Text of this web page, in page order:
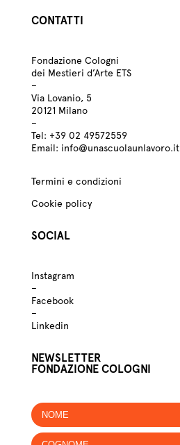
CONTATTI
Fondazione Cologni
dei Mestieri d’Arte ETS
–
Via Lovanio, 5
20121 Milano
–
Tel: +3902 49572559
Email: info@unascuolaunlavoro.it
Termini e condizioni
Cookie policy
SOCIAL
Instagram
–
Facebook
–
Linkedin
NEWSLETTER
FONDAZIONE COLOGNI